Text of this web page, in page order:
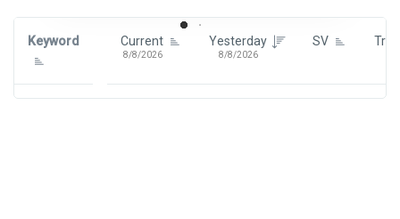
Keyword Current
8/8/2026
Yesterday
8/8/2026
SV